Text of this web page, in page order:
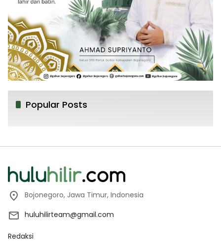
Popular Posts
Bojonegoro, Jawa Timur, Indonesia
huluhilirteam@gmail.com
Redaksi